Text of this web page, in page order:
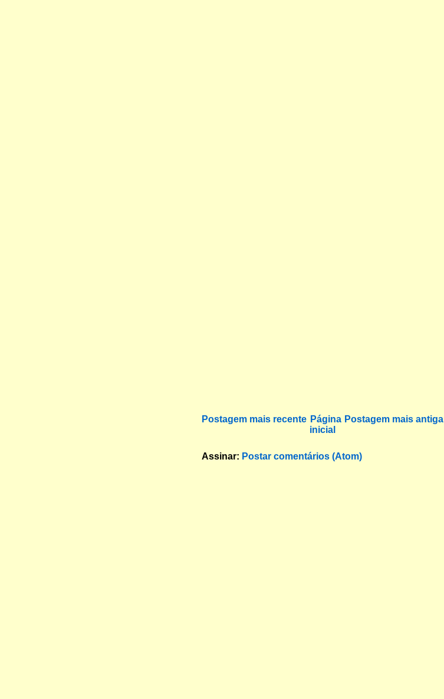
Postagem mais recente Postagem mais antiga
Página
inicial
Assinar: Postar comentários (Atom)